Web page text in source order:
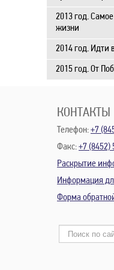
2013 год.
жизни
2014 год. Идти
2015 год. От
КОНТАКТЫ
Телефон:+7
Факс:+7 (8452)
Раскрытие
Информация
Форма